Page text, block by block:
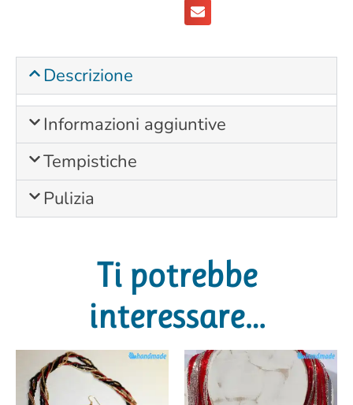
Descrizione
Informazioni aggiuntive
Tempistiche
Pulizia
Ti potrebbe
interessare…